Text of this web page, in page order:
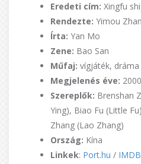
Eredeti cím: Xingfu
Rendezte: Yimou
Írta: Yan Mo
Zene: Bao San
Műfaj: vígjáték, dráma
Megjelenés éve: 2000
Szereplők: Brenshan
Ying), Biao Fu (Little
Zhang (Lao Zhang)
Ország: Kína
Linkek: Port.hu / IMDB